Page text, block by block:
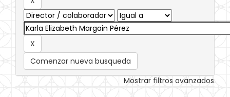
Comenzar nueva busqueda
Mostrar filtros avanzados